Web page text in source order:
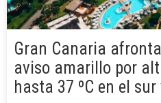
Gran Canaria
aviso amarillo por
hasta 37 ºC en el